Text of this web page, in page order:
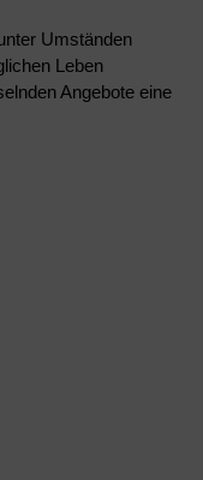
Umständen
Leben
Angebote eine